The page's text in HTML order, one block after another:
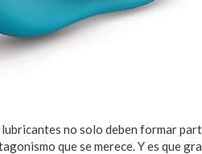
no solo deben formar
que se merece. Y es que